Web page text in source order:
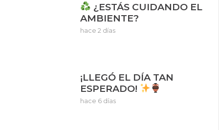
¿ESTÁS CUIDANDO EL
AMBIENTE?
hace 2 días
¡LLEGÓ EL DÍA TAN
ESPERADO!
hace 6 días